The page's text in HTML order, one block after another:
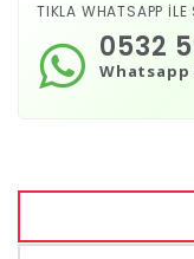
TIKLA WHATSAPP İLE
0532